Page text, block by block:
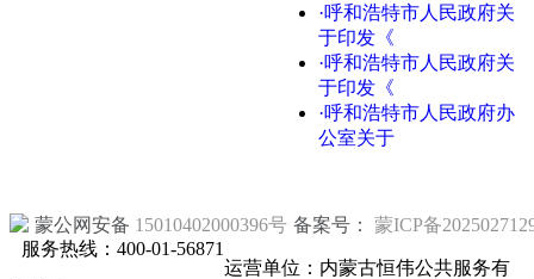
·呼和浩特市人民政府关
于印发《
·呼和浩特市人民政府关
于印发《
·呼和浩特市人民政府办
公室关于
蒙公网安备 15010402000396号 备案号：
蒙ICP备
服务热线：400-01-56871
运营单位：内蒙古恒伟公共服务有